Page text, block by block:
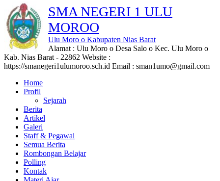
SMA NEGERI 1 ULU
MOROO
Ulu Moro o Kabupaten Nias Barat
Alamat : Ulu Moro o Desa Salo o Kec. Ulu Moro o
Kab. Nias Barat - 22862 Website :
https://smanegeri1ulumoroo.sch.id Email : sman1umo@gmail.com
Home
Profil
Sejarah
Berita
Artikel
Galeri
Staff & Pegawai
Semua Berita
Rombongan Belajar
Polling
Kontak